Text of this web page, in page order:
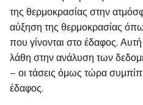
της θερμοκρασίας στην
αύξηση της θερμοκρασίας
που γίνονται στο έδαφος.
λάθη στην ανάλυση των
– οι τάσεις όμως τώρα
έδαφος.